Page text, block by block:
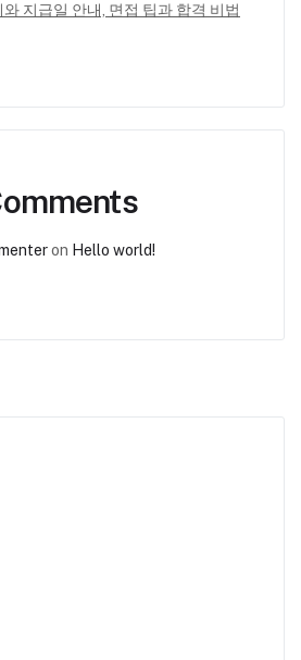
지급일 안내, 면접 팁과 합격 비법
on Hello world!